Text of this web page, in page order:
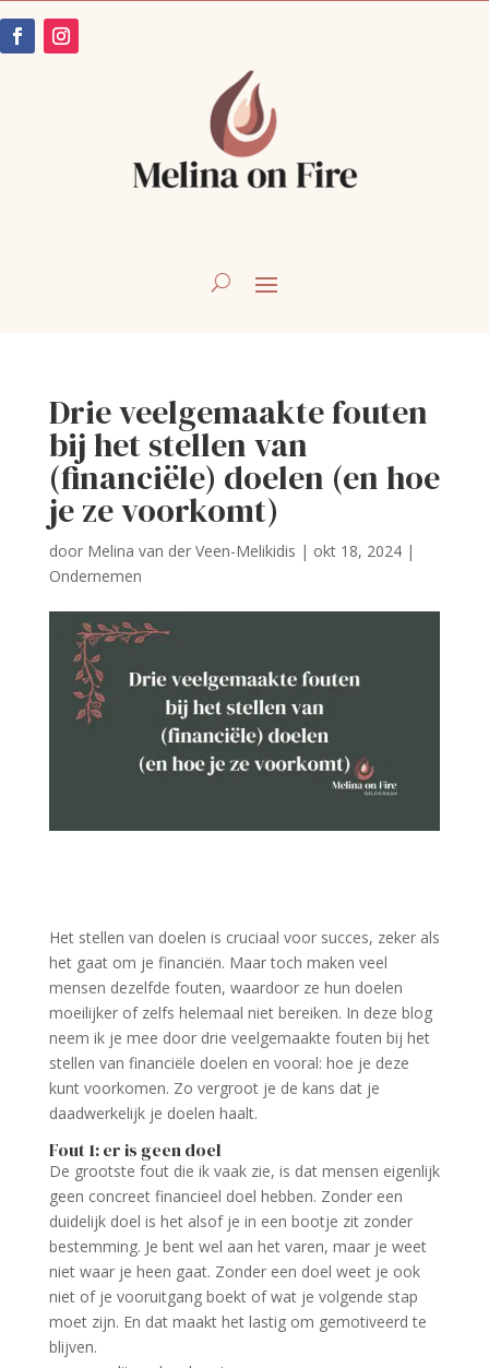
Drie veelgemaakte fouten
bij het stellen van
(financiële) doelen (en hoe
je ze voorkomt)
door Melina van der Veen-Melikidis | okt 18, 2024|
Ondernemen
Het stellen van doelen is cruciaal voor succes, zeker als
het gaat om je financiën. Maar toch maken veel
mensen dezelfde fouten, waardoor ze hun doelen
moeilijker of zelfs helemaal niet bereiken. In deze blog
neem ik je mee door drie veelgemaakte fouten bij het
stellen van financiële doelen en vooral: hoe je deze
kunt voorkomen. Zo vergroot je de kans dat je
daadwerkelijk je doelen haalt.
Fout 1: er is geen doel
De grootste fout die ik vaak zie, is dat mensen eigenlijk
geen concreet financieel doel hebben. Zonder een
duidelijk doel is het alsof je in een bootje zit zonder
bestemming. Je bent wel aan het varen, maar je weet
niet waar je heen gaat. Zonder een doel weet je ook
niet of je vooruitgang boekt of wat je volgende stap
moet zijn. En dat maakt het lastig om gemotiveerd te
blijven.